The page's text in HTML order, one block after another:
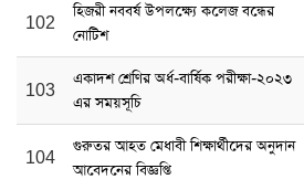
102
হিজরী নববর্ষ উপলক্ষ্যে কলেজ বন্ধের
নোটিশ
103
একাদশ শ্রেণির অর্ধ-বার্ষিক পরীক্ষা-২০২৩
এর সময়সূচি
104
গুরুতর আহত মেধাবী শিক্ষার্থীদের অনুদান
আবেদনের বিজ্ঞপ্তি